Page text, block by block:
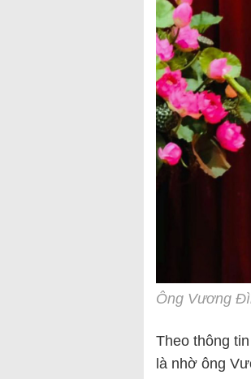
Ông Vương
Theo thông
là nhờ ông